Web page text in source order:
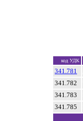
код УДК
341.781
341.782
341.783
341.785